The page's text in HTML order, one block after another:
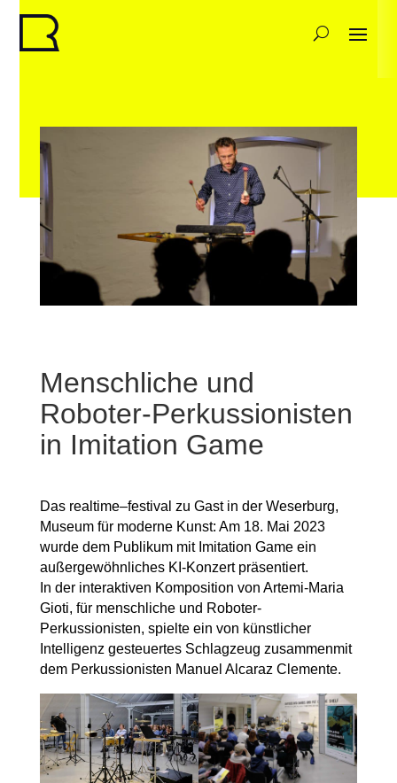
Menschliche und
Roboter-Perkussionisten
in Imitation Game
Das realtime–festival zu Gast in der Weserburg,
Museum für moderne Kunst: Am 18. Mai 2023
wurde dem Publikum mit Imitation Game ein
außergewöhnliches KI-Konzert präsentiert.
In der interaktiven Komposition von Artemi-Maria
Gioti, für menschliche und Roboter-
Perkussionisten, spielte ein von künstlicher
Intelligenz gesteuertes Schlagzeug zusammenmit
dem Perkussionisten Manuel Alcaraz Clemente.